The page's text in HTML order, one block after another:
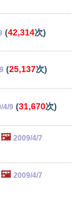
(42,314次)
(25,137次)
4/9 (31,670次)
🖼️ 2009/4/7
🖼️ 2009/4/7